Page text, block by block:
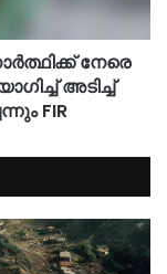
നേരെ
അടിച്ച്
FIR